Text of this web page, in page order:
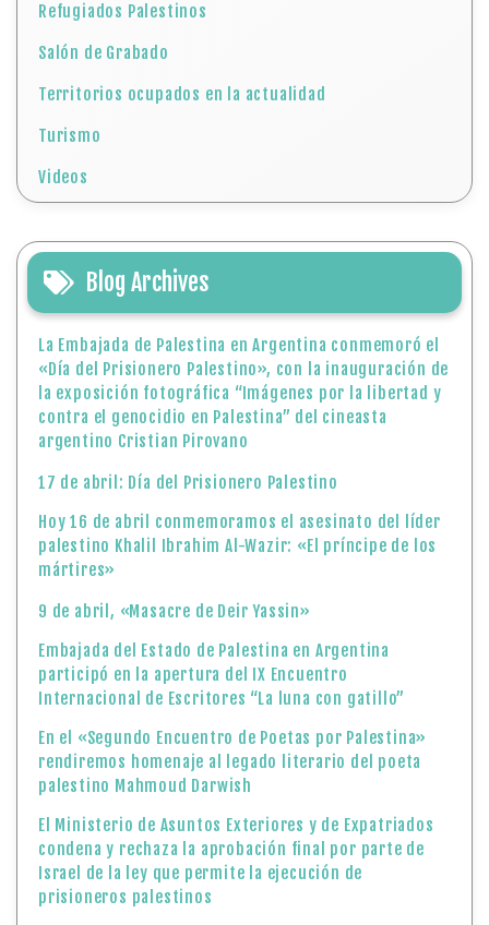
Refugiados Palestinos
Salón de Grabado
Territorios ocupados en la actualidad
Turismo
Videos
Blog Archives
La Embajada de Palestina en Argentina conmemoró el
«Día del Prisionero Palestino», con la inauguración de
la exposición fotográfica “Imágenes por la libertad y
contra el genocidio en Palestina” del cineasta
argentino Cristian Pirovano
17 de abril: Día del Prisionero Palestino
Hoy 16 de abril conmemoramos el asesinato del líder
palestino Khalil Ibrahim Al-Wazir: «El príncipe de los
mártires»
9 de abril, «Masacre de Deir Yassin»
Embajada del Estado de Palestina en Argentina
participó en la apertura del IX Encuentro
Internacional de Escritores “La luna con gatillo”
En el «Segundo Encuentro de Poetas por Palestina»
rendiremos homenaje al legado literario del poeta
palestino Mahmoud Darwish
El Ministerio de Asuntos Exteriores y de Expatriados
condena y rechaza la aprobación final por parte de
Israel de la ley que permite la ejecución de
prisioneros palestinos